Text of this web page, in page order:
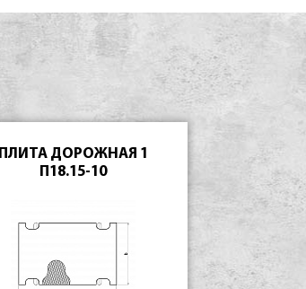
ПЛИТА ДОРОЖНАЯ 1
П18.15-10